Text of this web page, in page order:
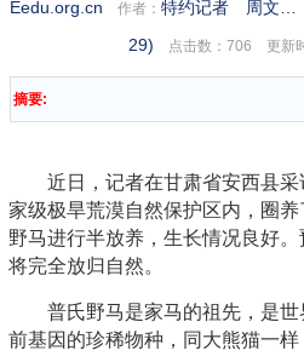
Eedu.org.cn 作者： 特约记者 周文…
29) 点击数： 706 更新
摘要:
近日，记者在甘肃省安西县采
家级极旱荒漠自然保护区内，圈养
野马进行半放养，生长情况良好。
将完全放归自然。
普氏野马是家马的祖先，是世
前基因的珍稀物种，同大熊猫一